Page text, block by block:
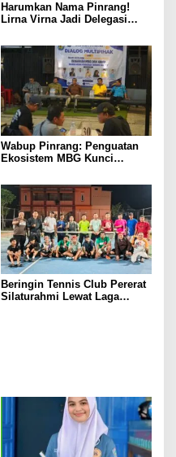
Harumkan Nama Pinrang!
Lirna Virna Jadi Delegasi
Indonesia 2026
Wabup Pinrang: Penguatan
Ekosistem MBG Kunci
Kerakyatan
Beringin Tennis Club Pererat
Silaturahmi Lewat Laga